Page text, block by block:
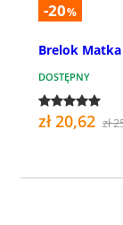
-20%
Brelok
DOSTĘPNY
zł 20,62 zł